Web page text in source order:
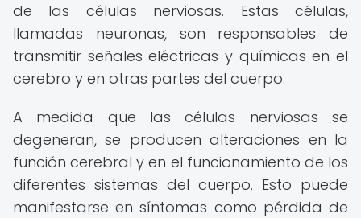
de las células nerviosas. Estas células,
llamadas neuronas, son responsables de
transmitir señales eléctricas y químicas en el
cerebro y en otras partes del cuerpo.
A medida que las células nerviosas se
degeneran, se producen alteraciones en la
función cerebral y en el funcionamiento de los
diferentes sistemas del cuerpo. Esto puede
manifestarse en síntomas como pérdida de